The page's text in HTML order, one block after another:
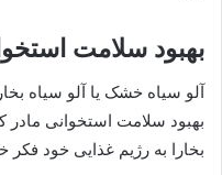
بهبود سلامت
آلو سیاه خشک یا آلو سیاه
بهبود سلامت استخوانی مادر
بخارا به رژیم غذایی خود